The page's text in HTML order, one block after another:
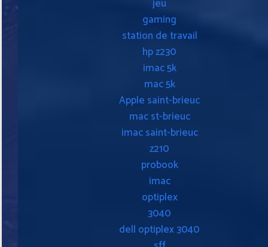
jeu
gaming
station de travail
hp z230
imac 5k
mac 5k
Apple saint-brieuc
mac st-brieuc
imac saint-brieuc
z210
probook
imac
optiplex
3040
dell optiplex 3040